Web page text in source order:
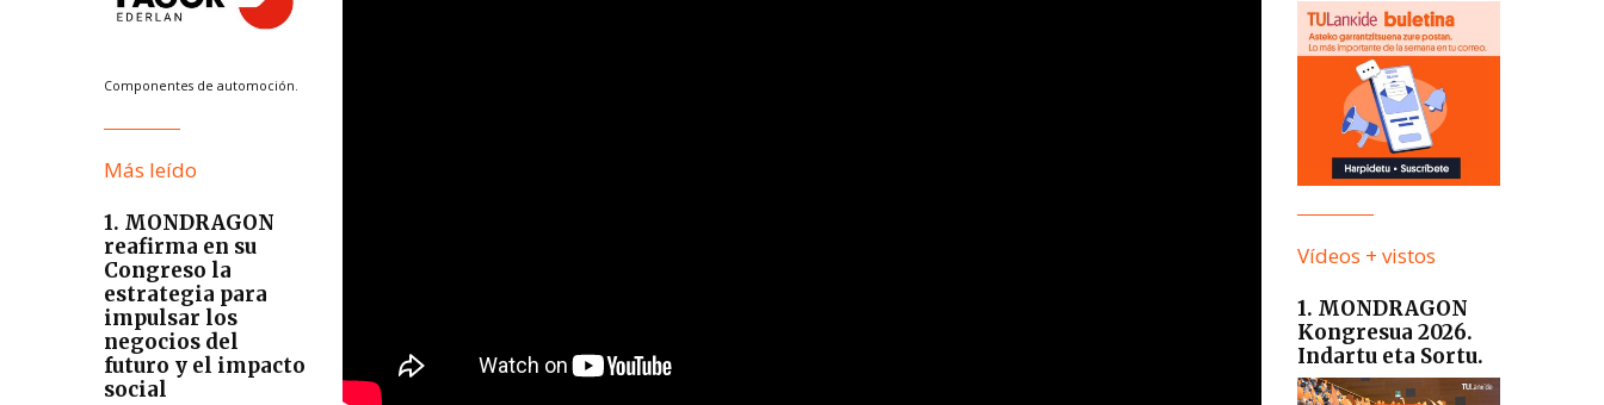
Componentes de automoción.
Más leído
1. MONDRAGON
reafirma en su
Congreso la
estrategia para
impulsar los
negocios del
futuro y el impacto
social
Vídeos + vistos
1. MONDRAGON
Kongresua 2026.
Indartu eta Sortu.